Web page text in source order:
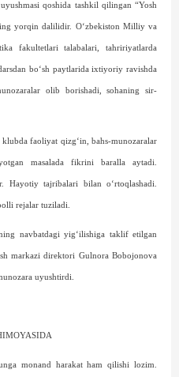
qoshida tashkil qilingan “Yosh
yorqin dalilidir. O‘zbekiston Milliy va
fakultetlari talabalari, tahririyatlarda
bo‘sh paytlarida ixtiyoriy ravishda
olib borishadi, sohaning sir-
faoliyat qizg‘in, bahs-munozaralar
masalada fikrini baralla aytadi.
Hayotiy tajribalari bilan o‘rtoqlashadi.
rejalar tuziladi.
navbatdagi yig‘ilishiga taklif etilgan
markazi direktori Gulnora Bobojonova
uyushtirdi.
monand harakat ham qilishi lozim.